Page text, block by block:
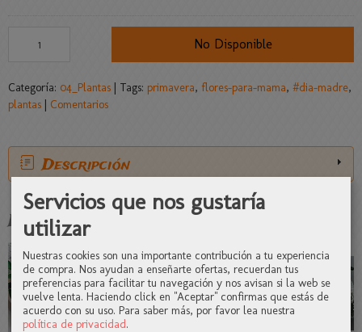
No Disponible
Categoría: 04_Plantas Tags: primavera flores-para-mama #dia-madre
plantas
Comentarios
Descripción
Productos Relacionados
Servicios que nos gustaría
utilizar
Nuestras cookies son una importante contribución a tu experiencia
de compra. Nos ayudan a enseñarte ofertas, recuerdan tus
preferencias para facilitar tu navegación y nos avisan si la web se
vuelve lenta. Haciendo click en "Aceptar" confirmas que estás de
acuerdo con su uso. Para saber más, por favor lea nuestra
política de privacidad.